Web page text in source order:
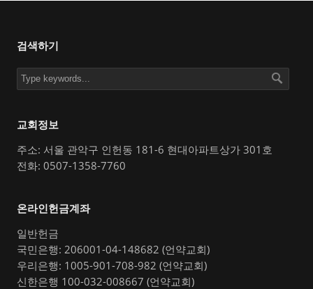
검색하기
교회정보
주소: 서울 관악구 인헌동 181-6 현대아파트상가 301호
전화: 0507-1358-7760
온라인헌금계좌
일반헌금
국민은행: 206001-04-148682 (언약교회)
우리은행: 1005-901-708-982 (언약교회)
신한은행 100-032-008667 (언약교회)